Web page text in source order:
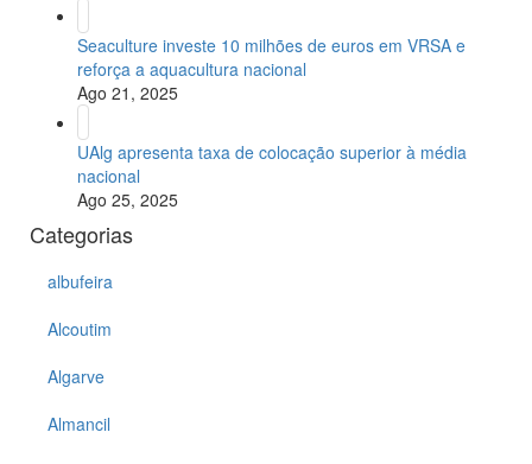
Seaculture investe 10 milhões de euros em VRSA e
reforça a aquacultura nacional
Ago 21, 2025
UAlg apresenta taxa de colocação superior à média
nacional
Ago 25, 2025
Categorias
albufeira
Alcoutim
Algarve
Almancil